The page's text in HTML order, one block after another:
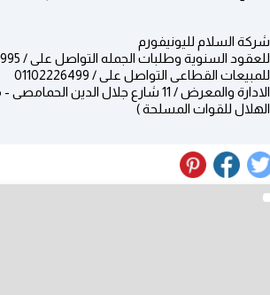
شركة السلام لليونيفورم
للعقود السنوية وطلبات الجمله التواصل على / 01118689995 – 01223182572
للمبيعات القطاعى التواصل على / 01102226499
الادارة والمعرض / 11 شارع جلال
الهلال للقوات المسلحة )